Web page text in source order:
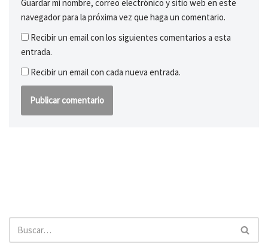
Guardar mi nombre, correo electrónico y sitio web en este
navegador para la próxima vez que haga un comentario.
Recibir un email con los siguientes comentarios a esta
entrada.
Recibir un email con cada nueva entrada.